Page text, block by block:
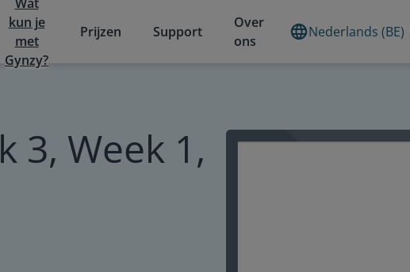
kun je
met
Gynzy?
Prijzen Support
Over
ons
Nederlands (BE)
3, Week 1,